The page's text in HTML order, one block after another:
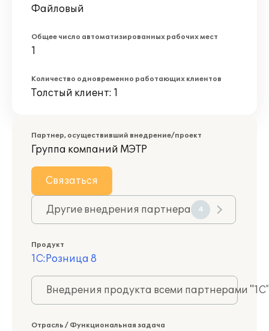
Файловый
Общее число автоматизированных рабочих мест
1
Количество одновременно работающих клиентов
Толстый клиент: 1
Партнер, осуществивший внедрение/проект
Группа компаний МЭТР
Связаться
Другие внедрения партнера 4
Продукт
1С:Розница 8
Внедрения продукта всеми партнерами
Отрасль / Функциональная задача